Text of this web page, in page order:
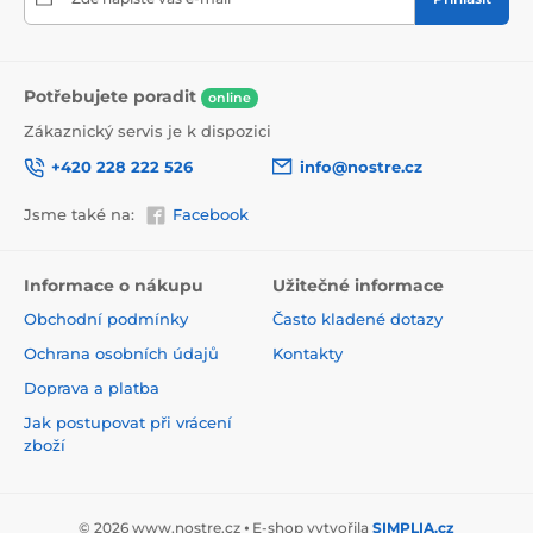
Ekologické řešení pro každý interiér
a proto se nemusíte obávat umístit tapetu i do citlivých
VOC i GREENGUARD GOLD, která potvrzuje jejich
zdravotní nezávadnost.
Potřebujete poradit online
Zákaznický servis je k dispozici
+420 228 222 526
info@nostre.cz
Jsme také na: Facebook
Informace o nákupu
Obchodní podmínky
Ochrana osobních údajů
Doprava a platba
Jak postupovat při vrácení
zboží
Užitečné informace
Často kladené dotazy
Kontakty
© 2026 www.nostre.cz ⦁ E-shop vytvořila SIMPLIA.cz